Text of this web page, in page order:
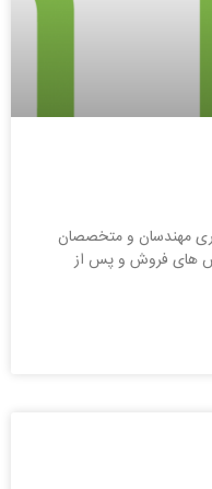
مهندسان و متخصصان
های فروش و پس از